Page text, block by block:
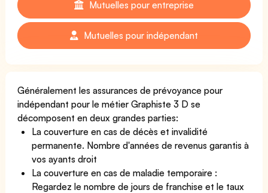
Mutuelles pour entreprise
Mutuelles pour indépendant
Généralement les assurances de prévoyance pour
indépendant pour le métier Graphiste 3 D se
décomposent en deux grandes parties:
La couverture en cas de décès et invalidité
permanente. Nombre d'années de revenus garantis à
vos ayants droit
La couverture en cas de maladie temporaire :
Regardez le nombre de jours de franchise et le taux